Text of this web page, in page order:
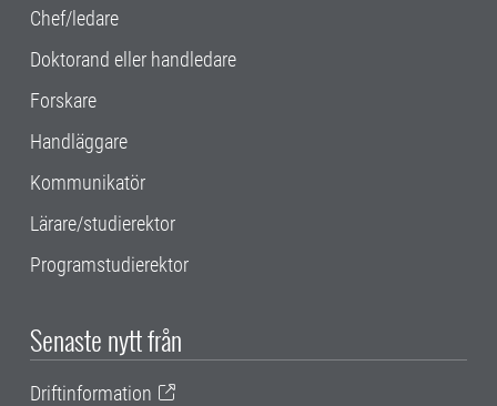
Chef/ledare
Doktorand eller handledare
Forskare
Handläggare
Kommunikatör
Lärare/studierektor
Programstudierektor
Senaste nytt från
Driftinformation